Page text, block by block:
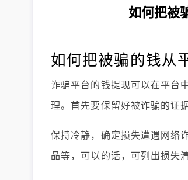
如何把被
如何把被骗的钱从
诈骗平台的钱提现可以在平台
理。首先要保留好被诈骗的证
保持冷静，确定损失遭遇网络
品等，可以的话，可列出损失